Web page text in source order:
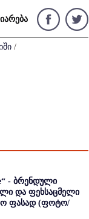
/
- ბრენდული
და ფეხსაცმელი
ფასად (ფოტო/